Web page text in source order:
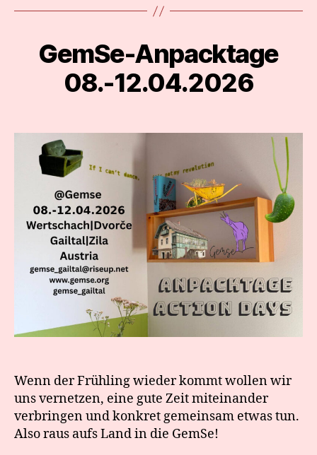
Categories
GemSe-Anpacktage
08.-12.04.2026
Wenn der Frühling wieder kommt wollen wir
uns vernetzen, eine gute Zeit miteinander
verbringen und konkret gemeinsam etwas tun.
Also raus aufs Land in die GemSe!